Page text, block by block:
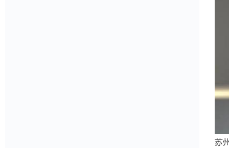
苏